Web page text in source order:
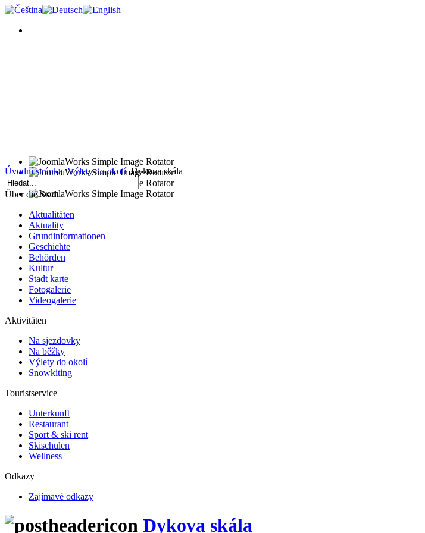
Úvodní stránka Výlety do okolí Dykova skála
Über die Stadt
Aktualitäten
Aktuality
Grundinformationen
Geschichte
Behörden
Kultur
Stadt karte
Fotogalerie
Videogalerie
Aktivitäten
Na sjezdovky
Na běžky
Výlety do okolí
Snowkiting
Touristservice
Unterkunft
Restaurant
Sport & ski rent
Skischulen
Wellness
Odkazy
Zajímavé odkazy
Dykova skála